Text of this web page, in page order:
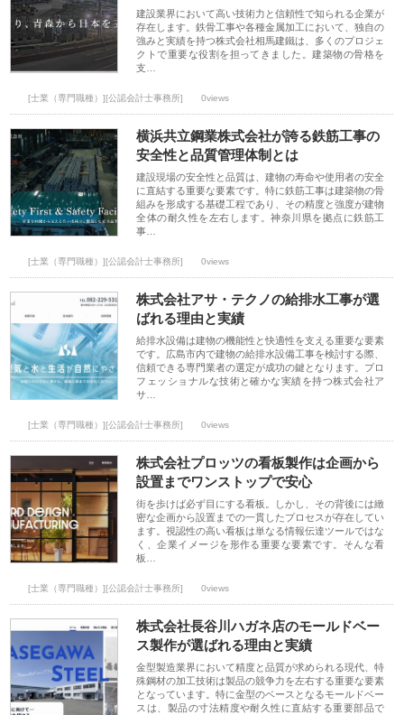
建設業界において高い技術力と信頼性で知られる企業が
存在します。鉄骨工事や各種金属加工において、独自の
強みと実績を持つ株式会社相馬建鐵は、多くのプロジェ
クトで重要な役割を担ってきました。建築物の骨格を
支…
[士業（専門職種）][公認会計士事務所] 0views
横浜共立鋼業株式会社が誇る鉄筋工事の
安全性と品質管理体制とは
建設現場の安全性と品質は、建物の寿命や使用者の安全
に直結する重要な要素です。特に鉄筋工事は建築物の骨
組みを形成する基礎工程であり、その精度と強度が建物
全体の耐久性を左右します。神奈川県を拠点に鉄筋工
事…
[士業（専門職種）][公認会計士事務所] 0views
株式会社アサ・テクノの給排水工事が選
ばれる理由と実績
給排水設備は建物の機能性と快適性を支える重要な要素
です。広島市内で建物の給排水設備工事を検討する際、
信頼できる専門業者の選定が成功の鍵となります。プロ
フェッショナルな技術と確かな実績を持つ株式会社ア
サ…
[士業（専門職種）][公認会計士事務所] 0views
株式会社プロッツの看板製作は企画から
設置までワンストップで安心
街を歩けば必ず目にする看板。しかし、その背後には緻
密な企画から設置までの一貫したプロセスが存在してい
ます。視認性の高い看板は単なる情報伝達ツールではな
く、企業イメージを形作る重要な要素です。そんな看
板…
[士業（専門職種）][公認会計士事務所] 0views
株式会社長谷川ハガネ店のモールドベー
ス製作が選ばれる理由と実績
金型製造業界において精度と品質が求められる現代、特
殊鋼材の加工技術は製品の競争力を左右する重要な要素
となっています。特に金型のベースとなるモールドベー
スは、製品の寸法精度や耐久性に直結する重要部品で